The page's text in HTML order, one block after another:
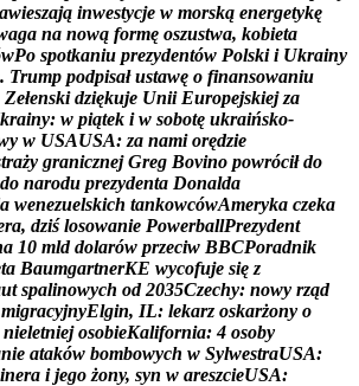
awieszają inwestycje w morską energetykę
aga na nową formę oszustwa, kobieta
wPo spotkaniu prezydentów Polski i Ukrainy
. Trump podpisał ustawę o finansowaniu
Zełenski dziękuje Unii Europejskiej za
krainy: w piątek i w sobotę ukraińsko-
y w USAUSA: za nami orędzie
traży granicznej Greg Bovino powrócił do
do narodu prezydenta Donalda
a wenezuelskich tankowcówAmeryka czeka
ra, dziś losowanie PowerballPrezydent
a 10 mld dolarów przeciw BBCPoradnik
ta BaumgartnerKE wycofuje się z
ut spalinowych od 2035Czechy: nowy rząd
migracyjnyElgin, IL: lekarz oskarżony o
nieletniej osobieKalifornia: 4 osoby
nie ataków bombowych w SylwestraUSA:
inera i jego żony, syn w areszcieUSA: